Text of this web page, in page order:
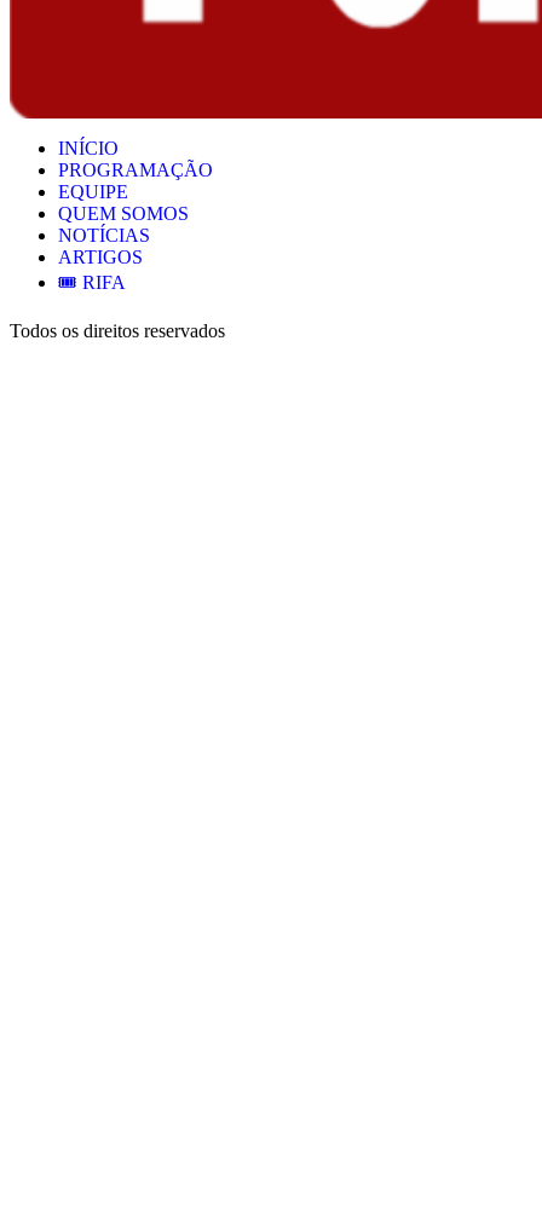
INÍCIO
PROGRAMAÇÃO
EQUIPE
QUEM SOMOS
NOTÍCIAS
ARTIGOS
🎟️ RIFA
Todos os direitos reservados